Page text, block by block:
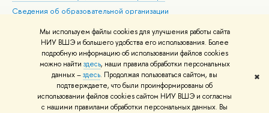
Мы используем файлы cookies для улучшения работы сайта
НИУ ВШЭ и большего удобства его использования. Более
подробную информацию об использовании файлов cookies
можно найти здесь, наши правила обработки персональных
данных –здесь. Продолжая пользоваться сайтом, вы
подтверждаете, что были проинформированы об
использовании файлов cookies сайтом НИУ ВШЭ и согласны
с нашими правилами обработки персональных данных. Вы
✖
Сведения об образовательной организации
Людям с ограниченными возможностями здоровья
Единая платежная страница
Работа в Вышке
© НИУ ВШЭ 1993–2026 Адреса и контакты Условия использования
материалов Политика конфиденциальности Карта сайта